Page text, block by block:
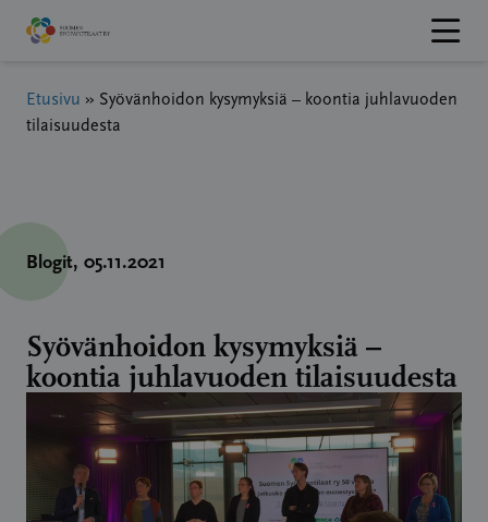
Hyppää
sisältöön
Etusivu » Syövänhoidon kysymyksiä – koontia juhlavuoden
tilaisuudesta
Blogit, 05.11.2021
Syövänhoidon kysymyksiä –
koontia juhlavuoden tilaisuudesta